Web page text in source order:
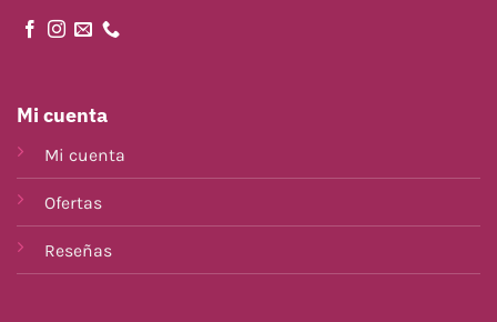
Mi cuenta
Mi cuenta
Ofertas
Reseñas